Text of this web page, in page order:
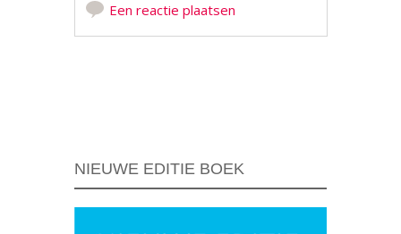
Een reactie plaatsen
NIEUWE EDITIE BOEK